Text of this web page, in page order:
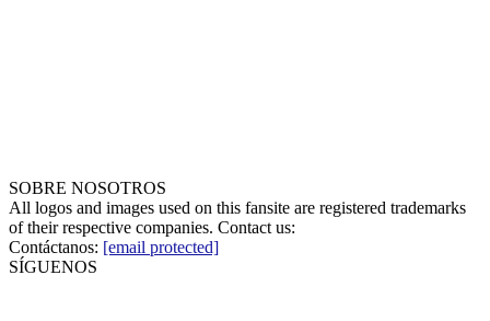
SOBRE NOSOTROS
All logos and images used on this fansite are registered trademarks
of their respective companies. Contact us:
Contáctanos: [email protected]
SÍGUENOS